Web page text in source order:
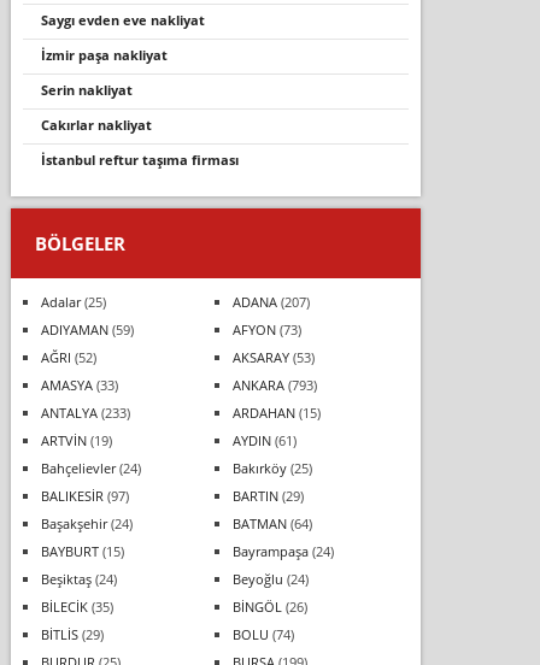
saygı evden eve nakliyat
i̇zmir paşa nakliyat
serin nakliyat
cakirlar nakli̇yat
i̇stanbul reftur taşima fi̇rmasi
BÖLGELER
Adalar(25) ADANA(207)
ADIYAMAN(59) AFYON(73)
AĞRI (52) AKSARAY(53)
AMASYA(33) ANKARA(793)
ANTALYA(233) ARDAHAN(15)
ARTVİN(19) AYDIN(61)
Bahçelievler(24) Bakırköy(25)
BALIKESİR (97) BARTIN(29)
Başakşehir(24) BATMAN(64)
BAYBURT(15) Bayrampaşa(24)
Beşiktaş(24) Beyoğlu (24)
BİLECİK(35) BİNGÖL (26)
BİTLİS(29) BOLU (74)